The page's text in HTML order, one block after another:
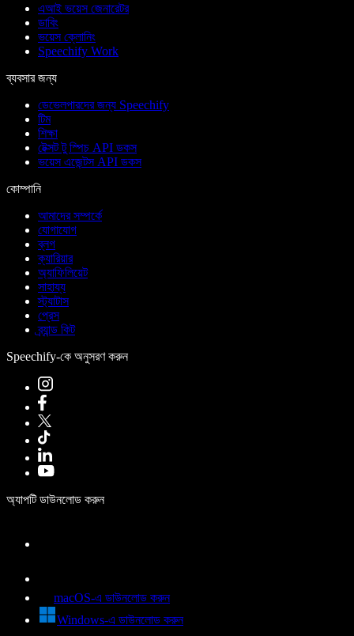
এআই ভয়েস জেনারেটর
ডাবিং
ভয়েস ক্লোনিং
Speechify Work
ব্যবসার জন্য
ডেভেলপারদের জন্য Speechify
টিম
শিক্ষা
টেক্সট টু স্পিচ API ডকস
ভয়েস এজেন্টস API ডকস
কোম্পানি
আমাদের সম্পর্কে
যোগাযোগ
ব্লগ
ক্যারিয়ার
অ্যাফিলিয়েট
সাহায্য
স্ট্যাটাস
প্রেস
ব্র্যান্ড কিট
Speechify-কে অনুসরণ করুন
অ্যাপটি ডাউনলোড করুন
macOS-এ ডাউনলোড করুন
Windows-এ ডাউনলোড করুন